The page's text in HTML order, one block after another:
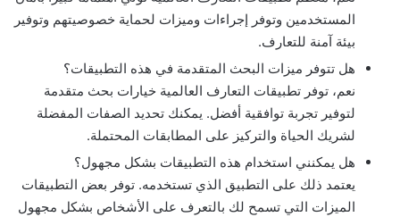
المستخدمين وتوفر إجراءات وميزات لحماية خصوصيتهم وتوفير
بيئة آمنة للتعارف.
هل تتوفر ميزات البحث المتقدمة في هذه التطبيقات؟
نعم، توفر تطبيقات التعارف العالمية خيارات بحث متقدمة
لتوفير تجربة توافقية أفضل. يمكنك تحديد الصفات المفضلة
لشريك الحياة والتركيز على المطابقات المحتملة.
هل يمكنني استخدام هذه التطبيقات بشكل مجهول؟
يعتمد ذلك على التطبيق الذي تستخدمه. توفر بعض التطبيقات
الميزات التي تسمح لك بالتعرف على الأشخاص بشكل مجهول